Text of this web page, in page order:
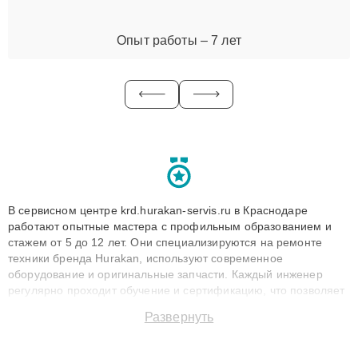
Опыт работы – 7 лет
В сервисном центре krd.hurakan-servis.ru в Краснодаре
работают опытные мастера с профильным образованием и
стажем от 5 до 12 лет. Они специализируются на ремонте
техники бренда Hurakan, используют современное
оборудование и оригинальные запчасти. Каждый инженер
регулярно проходит обучение и сертификацию, что позволяет
технику с сохранением гарантии до 3 лет. Наши мастера
Развернуть